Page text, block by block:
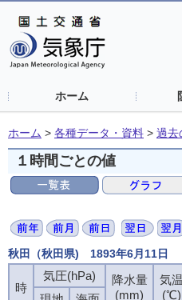
ホーム
ホーム > 各種データ・資料 > 過去
１時間ごとの値
秋田（秋田県) 1893年6月11日
時
気圧(hPa)
降水量
(mm)
気温
(℃)